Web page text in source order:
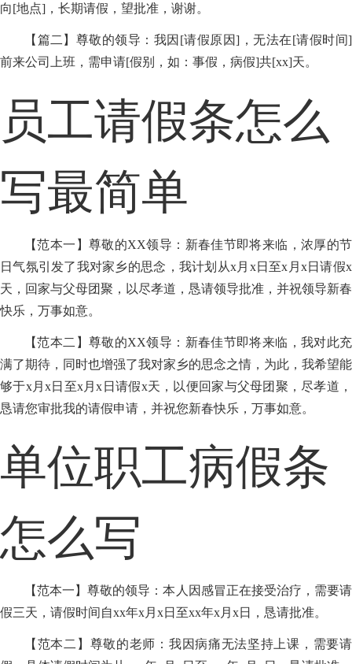
向[地点]，长期请假，望批准，谢谢。
【篇二】尊敬的领导：我因[请假原因]，无法在[请假时间]
前来公司上班，需申请[假别，如：事假，病假]共[xx]天。
员工请假条怎么
写最简单
【范本一】尊敬的XX领导：新春佳节即将来临，浓厚的节
日气氛引发了我对家乡的思念，我计划从x月x日至x月x日请假x
天，回家与父母团聚，以尽孝道，恳请领导批准，并祝领导新春
快乐，万事如意。
【范本二】尊敬的XX领导：新春佳节即将来临，我对此充
满了期待，同时也增强了我对家乡的思念之情，为此，我希望能
够于x月x日至x月x日请假x天，以便回家与父母团聚，尽孝道，
恳请您审批我的请假申请，并祝您新春快乐，万事如意。
单位职工病假条
怎么写
【范本一】尊敬的领导：本人因感冒正在接受治疗，需要请
假三天，请假时间自xx年x月x日至xx年x月x日，恳请批准。
【范本二】尊敬的老师：我因病痛无法坚持上课，需要请